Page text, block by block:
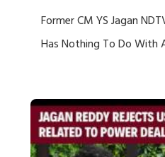
Former CM YS Jagan
Has Nothing To Do With